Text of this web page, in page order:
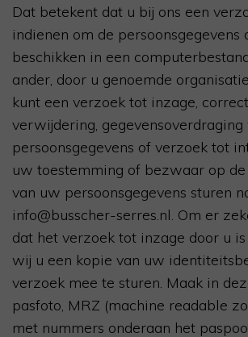
Dat betekent dat u bij ons een
indienen om de persoonsgegevens
beschikken in een
ander, door u genoemde
kunt een verzoek tot inzage,
verwijdering, gegevensoverdraging
persoonsgegevens of verzoek tot
uw toestemming of bezwaar op
van uw persoonsgegevens sturen
info@busscher-serres.nl. Om er
dat het verzoek tot inzage door u is
wij u een kopie van uw
verzoek mee te sturen. Maak in
pasfoto, MRZ (machine readable
met nummers onderaan het